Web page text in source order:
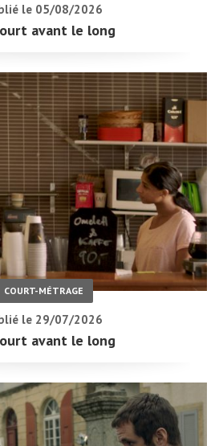
le 05/08/2026
avant le long
COURT-MÉTRAGE
le 29/07/2026
avant le long